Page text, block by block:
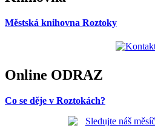
Městská knihovna Roztoky
Online ODRAZ
Co se děje v Roztokách?